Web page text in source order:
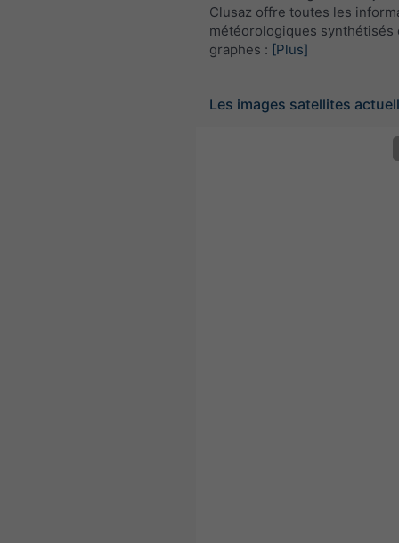
Clusaz offre toutes les
météorologiques synthétisés
graphes : [Plus]
Les images satellites